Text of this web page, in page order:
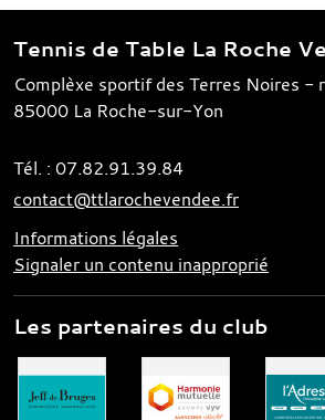
Tennis de Table La Roche
Complèxe sportif des Terres Noires -
85000 La Roche-sur-Yon
Tél. : 07.82.91.39.84
contact@ttlarochevendee.fr
Informations légales
Signaler un contenu inapproprié
Les partenaires du club